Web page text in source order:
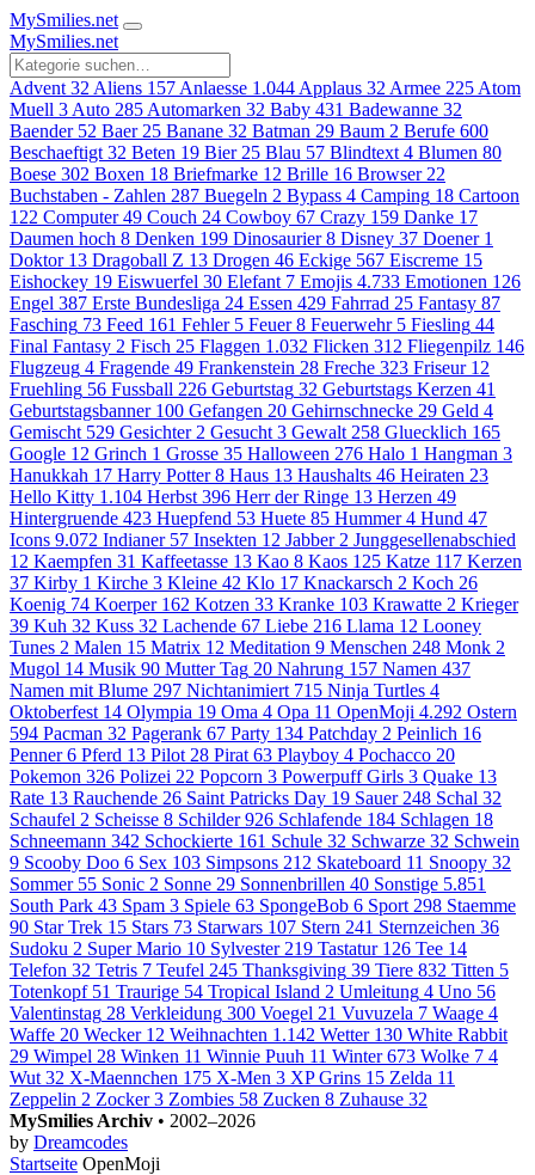
MySmilies.net
MySmilies.net
Advent 32 Aliens 157 Anlaesse 1.044 Applaus 32 Armee 225 Atom
Muell 3 Auto 285 Automarken 32 Baby 431 Badewanne 32
Baender 52 Baer 25 Banane 32 Batman 29 Baum 2 Berufe 600
Beschaeftigt 32 Beten 19 Bier 25 Blau 57 Blindtext 4 Blumen 80
Boese 302 Boxen 18 Briefmarke 12 Brille 16 Browser 22
Buchstaben - Zahlen 287 Buegeln 2 Bypass 4 Camping 18 Cartoon
122 Computer 49 Couch 24 Cowboy 67 Crazy 159 Danke 17
Daumen hoch 8 Denken 199 Dinosaurier 8 Disney 37 Doener 1
Doktor 13 Dragoball Z 13 Drogen 46 Eckige 567 Eiscreme 15
Eishockey 19 Eiswuerfel 30 Elefant 7 Emojis 4.733 Emotionen 126
Engel 387 Erste Bundesliga 24 Essen 429 Fahrrad 25 Fantasy 87
Fasching 73 Feed 161 Fehler 5 Feuer 8 Feuerwehr 5 Fiesling 44
Final Fantasy 2 Fisch 25 Flaggen 1.032 Flicken 312 Fliegenpilz 146
Flugzeug 4 Fragende 49 Frankenstein 28 Freche 323 Friseur 12
Fruehling 56 Fussball 226 Geburtstag 32 Geburtstags Kerzen 41
Geburtstagsbanner 100 Gefangen 20 Gehirnschnecke 29 Geld 4
Gemischt 529 Gesichter 2 Gesucht 3 Gewalt 258 Gluecklich 165
Google 12 Grinch 1 Grosse 35 Halloween 276 Halo 1 Hangman 3
Hanukkah 17 Harry Potter 8 Haus 13 Haushalts 46 Heiraten 23
Hello Kitty 1.104 Herbst 396 Herr der Ringe 13 Herzen 49
Hintergruende 423 Huepfend 53 Huete 85 Hummer 4 Hund 47
Icons 9.072 Indianer 57 Insekten 12 Jabber 2 Junggesellenabschied
12 Kaempfen 31 Kaffeetasse 13 Kao 8 Kaos 125 Katze 117 Kerzen
37 Kirby 1 Kirche 3 Kleine 42 Klo 17 Knackarsch 2 Koch 26
Koenig 74 Koerper 162 Kotzen 33 Kranke 103 Krawatte 2 Krieger
39 Kuh 32 Kuss 32 Lachende 67 Liebe 216 Llama 12 Looney
Tunes 2 Malen 15 Matrix 12 Meditation 9 Menschen 248 Monk 2
Mugol 14 Musik 90 Mutter Tag 20 Nahrung 157 Namen 437
Namen mit Blume 297 Nichtanimiert 715 Ninja Turtles 4
Oktoberfest 14 Olympia 19 Oma 4 Opa 11 OpenMoji 4.292 Ostern
594 Pacman 32 Pagerank 67 Party 134 Patchday 2 Peinlich 16
Penner 6 Pferd 13 Pilot 28 Pirat 63 Playboy 4 Pochacco 20
Pokemon 326 Polizei 22 Popcorn 3 Powerpuff Girls 3 Quake 13
Rate 13 Rauchende 26 Saint Patricks Day 19 Sauer 248 Schal 32
Schaufel 2 Scheisse 8 Schilder 926 Schlafende 184 Schlagen 18
Schneemann 342 Schockierte 161 Schule 32 Schwarze 32 Schwein
9 Scooby Doo 6 Sex 103 Simpsons 212 Skateboard 11 Snoopy 32
Sommer 55 Sonic 2 Sonne 29 Sonnenbrillen 40 Sonstige 5.851
South Park 43 Spam 3 Spiele 63 SpongeBob 6 Sport 298 Staemme
90 Star Trek 15 Stars 73 Starwars 107 Stern 241 Sternzeichen 36
Sudoku 2 Super Mario 10 Sylvester 219 Tastatur 126 Tee 14
Telefon 32 Tetris 7 Teufel 245 Thanksgiving 39 Tiere 832 Titten 5
Totenkopf 51 Traurige 54 Tropical Island 2 Umleitung 4 Uno 56
Valentinstag 28 Verkleidung 300 Voegel 21 Vuvuzela 7 Waage 4
Waffe 20 Wecker 12 Weihnachten 1.142 Wetter 130 White Rabbit
29 Wimpel 28 Winken 11 Winnie Puuh 11 Winter 673 Wolke 7 4
Wut 32 X-Maennchen 175 X-Men 3 XP Grins 15 Zelda 11
Zeppelin 2 Zocker 3 Zombies 58 Zucken 8 Zuhause 32
MySmilies Archiv • 2002–2026
by Dreamcodes
Startseite OpenMoji